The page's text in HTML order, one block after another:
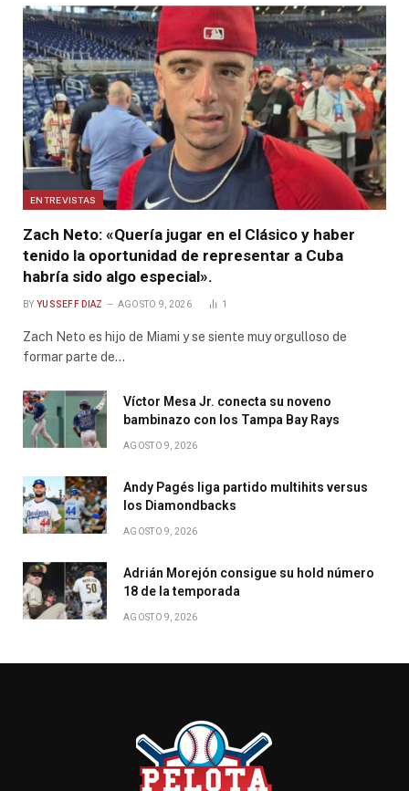
ENTREVISTAS
Zach Neto: «Quería jugar en el Clásico y haber
tenido la oportunidad de representar a Cuba
habría sido algo especial».
BY YUSSEFF DIAZ AGOSTO 9, 2026 1
Zach Neto es hijo de Miami y se siente muy orgulloso de
formar parte de…
Víctor Mesa Jr. conecta su noveno
bambinazo con los Tampa Bay Rays
AGOSTO 9, 2026
Andy Pagés liga partido multihits versus
los Diamondbacks
AGOSTO 9, 2026
Adrián Morejón consigue su hold número
18 de la temporada
AGOSTO 9, 2026